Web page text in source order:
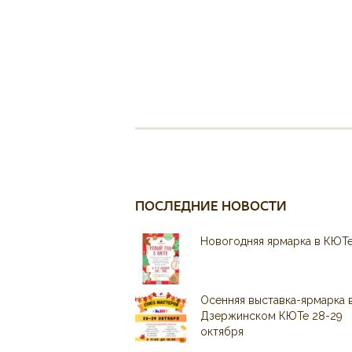
ПОСЛЕДНИЕ НОВОСТИ
Новогодняя ярмарка в
Осенняя выставка-ярмарка
Дзержинском КЮТе 28-29
октября